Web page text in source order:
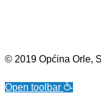
© 2019 Općina Orle,
Open toolbar